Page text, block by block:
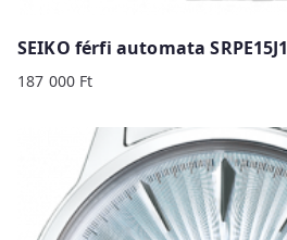
SEIKO férfi automata SRPE15J1
187 000 Ft